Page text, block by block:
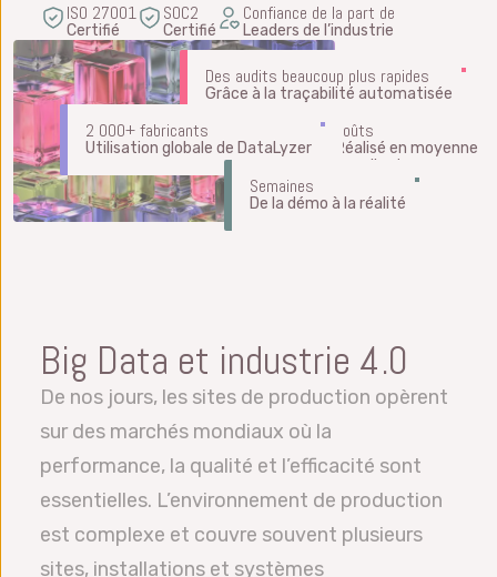
ISO 27001
Certifié
SOC2
Certifié
Confiance de la part de
Leaders de l’industrie
Des audits beaucoup plus rapides
Grâce à la traçabilité automatisée
2 000+ fabricants
Utilisation globale de DataLyzer
Réduction
coûts
Réalisé en moyenne
par client
Semaines
De la démo à la réalité
Big Data et industrie 4.0
De nos jours, les sites de production opèrent
sur des marchés mondiaux où la
performance, la qualité et l’efficacité sont
essentielles. L’environnement de production
est complexe et couvre souvent plusieurs
sites, installations et systèmes